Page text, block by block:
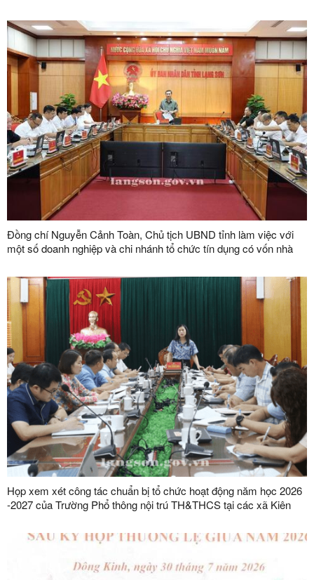
Đồng chí Nguyễn Cảnh Toàn, Chủ tịch UBND tỉnh làm việc với
một số doanh nghiệp và chi nhánh tổ chức tín dụng có vốn nhà
Họp xem xét công tác chuẩn bị tổ chức hoạt động năm học 2026
-2027 của Trường Phổ thông nội trú TH&THCS tại các xã Kiên